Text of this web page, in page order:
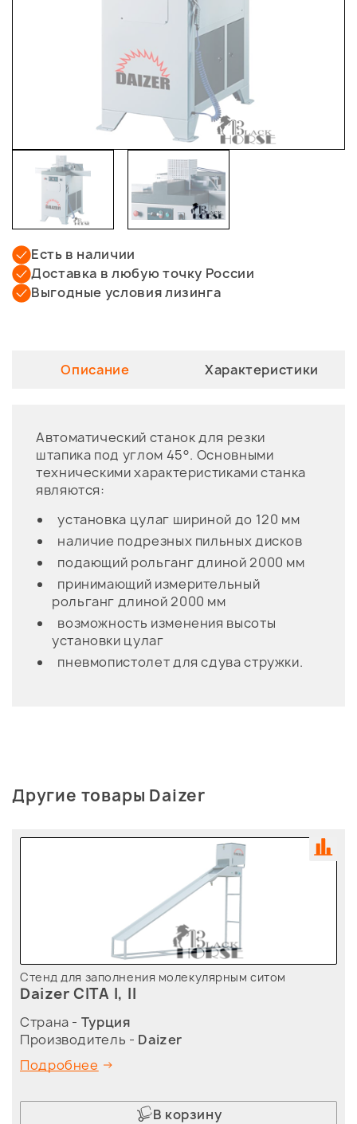
Есть в наличии
Доставка в любую точку России
Выгодные условия лизинга
Описание Характеристики
Автоматический станок для резки
штапика под углом 45°. Основными
техническими характеристиками станка
являются:
установка цулаг шириной до 120 мм
наличие подрезных пильных дисков
подающий рольганг длиной 2000 мм
принимающий измерительный
рольганг длиной 2000 мм
возможность изменения высоты
установки цулаг
пневмопистолет для сдува стружки.
Другие товары Daizer
Стенд для заполнения молекулярным ситом
Daizer CITA I, II
Страна - Турция
Производитель - Daizer
Подробнее
В корзину